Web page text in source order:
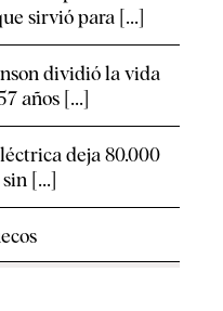
sirvió para [...]
dividió la vida
años [...]
deja 80.000
[...]